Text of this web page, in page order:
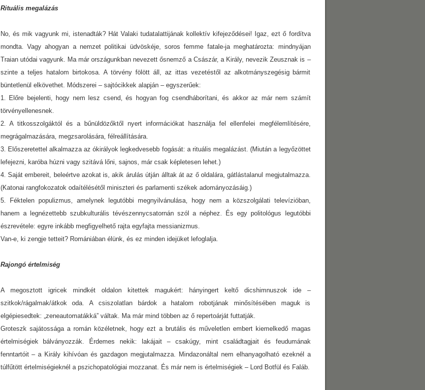
Rituális megalázás
No, és mik vagyunk mi, istenadták? Hát Valaki tudatalattijának kollektív kifejeződései! Igaz, ezt ő fordítva
mondta. Vagy ahogyan a nemzet politikai üdvöskéje, soros femme fatale-ja meghatározta: mindnyájan
Traian utódai vagyunk. Ma már országunkban nevezett ősnemző a Császár, a Király, nevezik Zeusznak is –
szinte a teljes hatalom birtokosa. A törvény fölött áll, az ittas vezetéstől az alkotmányszegésig bármit
büntetlenül elkövethet. Módszerei – sajtócikkek alapján – egyszerűek:
1. Előre bejelenti, hogy nem lesz csend, és hogyan fog csendháborítani, és akkor az már nem számít
törvényellenesnek.
2. A titkosszolgáktól és a bűnüldözőktől nyert információkat használja fel ellenfelei megfélemlítésére,
megrágalmazására, megzsarolására, félreállítására.
3. Előszeretettel alkalmazza az ókirályok legkedvesebb fogását: a rituális megalázást. (Miután a legyőzöttet
lefejezni, karóba húzni vagy szitává lőni, sajnos, már csak képletesen lehet.)
4. Saját embereit, beleértve azokat is, akik árulás útján álltak át az ő oldalára, gátlástalanul megjutalmazza.
(Katonai rangfokozatok odaítélésétől miniszteri és parlamenti székek adományozásáig.)
5. Féktelen populizmus, amelynek legutóbbi megnyilvánulása, hogy nem a közszolgálati televízióban,
hanem a legnézettebb szubkulturális tévészennycsatornán szól a néphez. És egy politológus legutóbbi
észrevétele: egyre inkább megfigyelhető rajta egyfajta messianizmus.
Van-e, ki zengje tetteit? Romániában élünk, és ez minden idejüket lefoglalja.
Rajongó értelmiség
A megosztott igricek mindkét oldalon kitettek magukért: hányingert keltő dicshimnuszok ide –
szitkok/rágalmak/átkok oda. A csiszolatlan bárdok a hatalom robotjának minősítésében maguk is
elgépiesedtek: „zeneautomatákká” váltak. Ma már mind többen az ő repertoárját futtatják.
Groteszk sajátossága a román közéletnek, hogy ezt a brutális és műveletlen embert kiemelkedő magas
értelmiségiek bálványozzák. Érdemes nekik: lakájait – csakúgy, mint családtagjait és feudumának
fenntartóit – a Király kihívóan és gazdagon megjutalmazza. Mindazonáltal nem elhanyagolható ezeknél a
túlfűtött értelmiségieknél a pszichopatológiai mozzanat. És már nem is értelmiségiek – Lord Botfül és Faláb.